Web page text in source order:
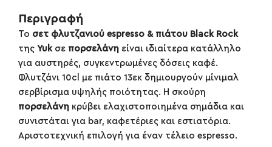
Περιγραφή
Το σετ φλυτζανιού espresso & πιάτου Black Rock
της Yukσε πορσελάνη είναι ιδιαίτερα κατάλληλο
για αυστηρές, συγκεντρωμένες δόσεις καφέ.
Φλυτζάνι 10cl με πιάτο 13εκ δημιουργούν μίνιμαλ
σερβίρισμα υψηλής ποιότητας. Η σκούρη
πορσελάνη κρύβει ελαχιστοποιημένα σημάδια και
συνιστάται για bar, καφετέριες και εστιατόρια.
Αριστοτεχνική επιλογή για έναν τέλειο espresso.